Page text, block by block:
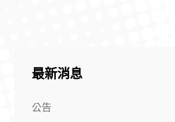
最新消息
公告